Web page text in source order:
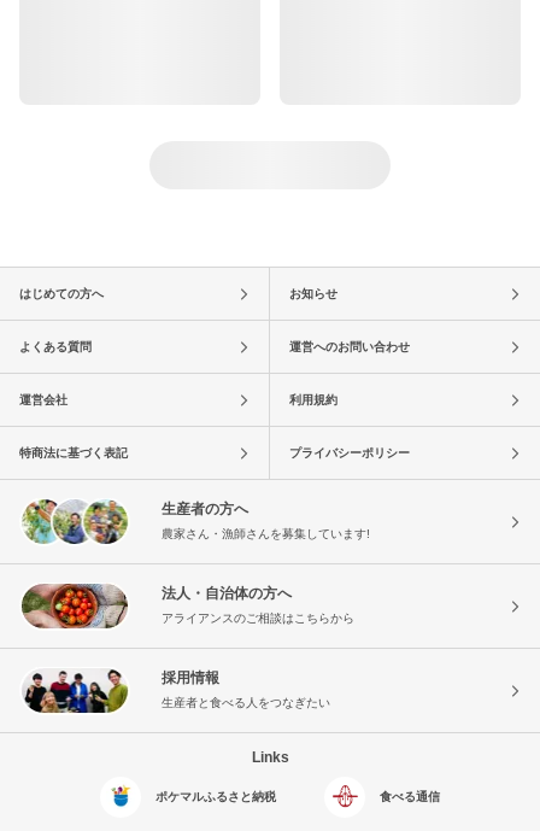
はじめての方へ お知らせ
よくある質問 運営へのお問い合わせ
運営会社 利用規約
特商法に基づく表記 プライバシーポリシー
生産者の方へ
農家さん・漁師さんを募集しています!
法人・自治体の方へ
アライアンスのご相談はこちらから
採用情報
生産者と食べる人をつなぎたい
Links
ポケマルふるさと納税 食べる通信